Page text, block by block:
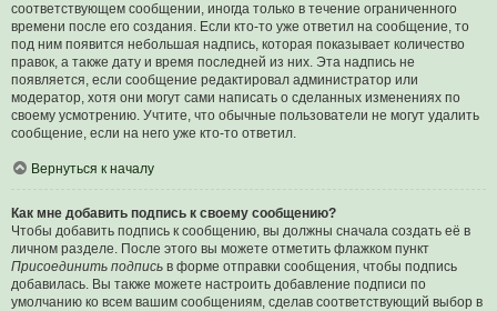
соответствующем сообщении, иногда только в течение ограниченного
времени после его создания. Если кто-то уже ответил на сообщение, то
под ним появится небольшая надпись, которая показывает количество
правок, а также дату и время последней из них. Эта надпись не
появляется, если сообщение редактировал администратор или
модератор, хотя они могут сами написать о сделанных изменениях по
своему усмотрению. Учтите, что обычные пользователи не могут удалить
сообщение, если на него уже кто-то ответил.
Вернуться к началу
Как мне добавить подпись к своему сообщению?
Чтобы добавить подпись к сообщению, вы должны сначала создать её в
личном разделе. После этого вы можете отметить флажком пункт
Присоединить подпись в форме отправки сообщения, чтобы подпись
добавилась. Вы также можете настроить добавление подписи по
умолчанию ко всем вашим сообщениям, сделав соответствующий выбор в